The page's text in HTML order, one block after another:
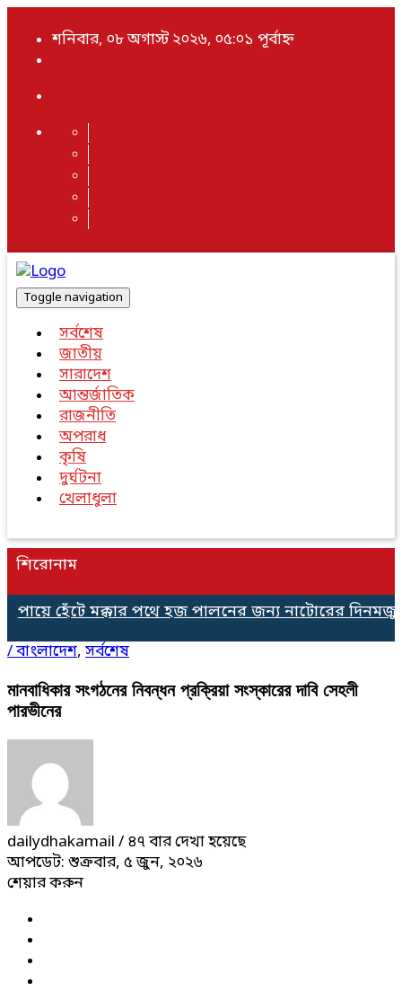
শনিবার, ০৮ অগাস্ট ২০২৬, ০৫:০১ পূর্বাহ্ন
Toggle navigation
সর্বশেষ
জাতীয়
সারাদেশ
আন্তর্জাতিক
রাজনীতি
অপরাধ
কৃষি
দুর্ঘটনা
খেলাধুলা
শিরোনাম
হেঁটে মক্কার পথে হজ পালনের জন্য নাটোরের দিনমজুর
/বাংলাদেশ, সর্বশেষ
মানবাধিকার সংগঠনের নিবন্ধন প্রক্রিয়া সংস্কারের দাবি সেহলী
পারভীনের
dailydhakamail / ৪৭ বার দেখা হয়েছে
আপডেট: শুক্রবার, ৫ জুন, ২০২৬
শেয়ার করুন